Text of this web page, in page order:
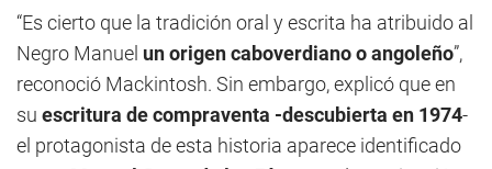
“Es cierto que la tradición oral y escrita ha atribuido al
Negro Manuel un origen caboverdiano o angoleño”,
reconoció Mackintosh. Sin embargo, explicó que en
su escritura de compraventa -descubierta en 1974-
el protagonista de esta historia aparece identificado